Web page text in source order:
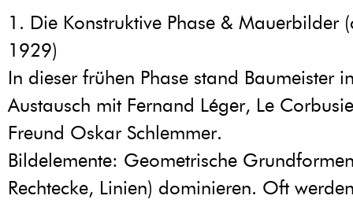
1. Die Konstruktive Phase & Mauerbilder
1929)
In dieser frühen Phase stand Baumeister
Austausch mit Fernand Léger, Le
Freund Oskar Schlemmer.
Bildelemente: Geometrische
Rechtecke, Linien) dominieren. Oft